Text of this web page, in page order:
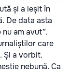
și a ieșit în
De data asta
am avut”.
care
Și a vorbit.
nebună. Ca